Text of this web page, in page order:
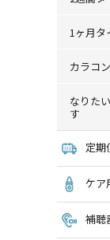
1ヶ月タ
カラコ
なりた
す
定期
ケア
補聴